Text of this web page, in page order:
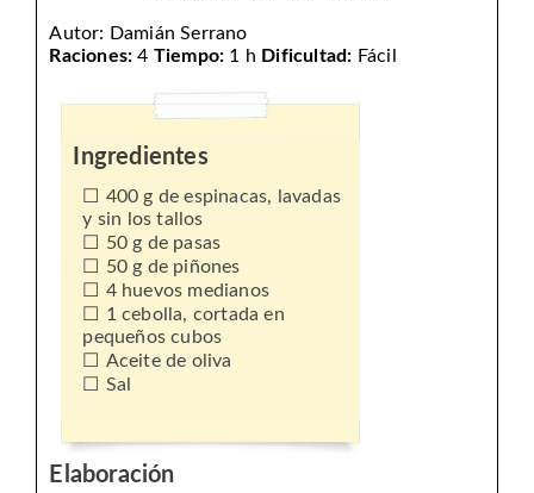
Autor: Damián Serrano
Raciones: 4 Tiempo: 1 h Dificultad: Fácil
Ingredientes
400 g de espinacas, lavadas
y sin los tallos
50 g de pasas
50 g de piñones
4 huevos medianos
1 cebolla, cortada en
pequeños cubos
Aceite de oliva
Sal
Elaboración